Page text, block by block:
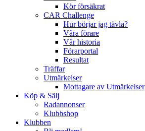
Kör försäkrat
CAR Challenge
Hur börjar jag tävla?
Våra förare
Vår historia
Förarportal
Resultat
Träffar
Utmärkelser
Mottagare av Utmärkelser
Köp & Sälj
Radannonser
Klubbshop
Klubben